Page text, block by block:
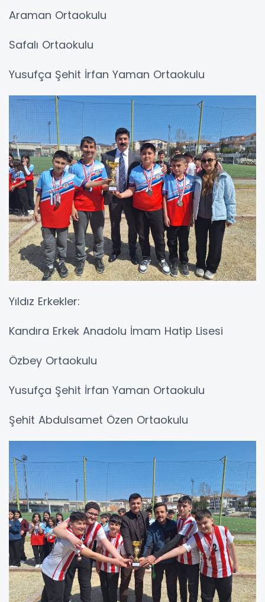
Araman Ortaokulu
Safalı Ortaokulu
Yusufça Şehit İrfan Yaman Ortaokulu
Yıldız Erkekler:
Kandıra Erkek Anadolu İmam Hatip Lisesi
Özbey Ortaokulu
Yusufça Şehit İrfan Yaman Ortaokulu
Şehit Abdulsamet Özen Ortaokulu